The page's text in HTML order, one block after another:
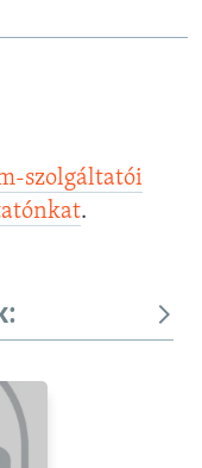
szolgáltatói
.